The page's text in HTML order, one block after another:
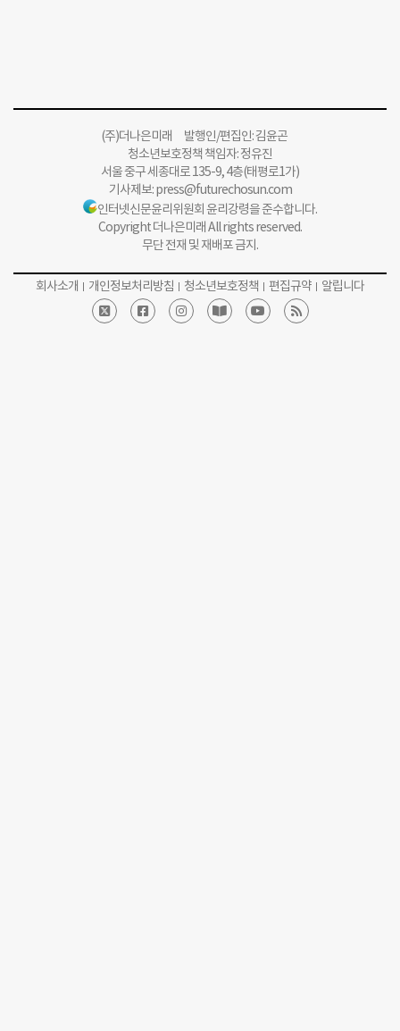
(주)더나은미래 발행인/편집인: 김윤곤
청소년보호정책 책임자: 정유진
서울 중구 세종대로 135-9, 4층(태평로1가)
기사제보:press@futurechosun.com
인터넷신문윤리위원회 윤리강령을 준수합니다.
Copyright 더나은미래 All rights reserved.
무단 전재 및 재배포 금지.
회사소개 개인정보처리방침 청소년보호정책 편집규약 알립니다